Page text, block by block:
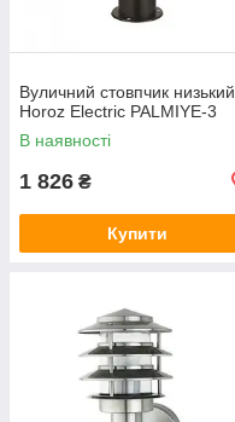
Вуличний стовпчик низький
Horoz Electric PALMIYE-3
В наявності
1 826 ₴
Купити